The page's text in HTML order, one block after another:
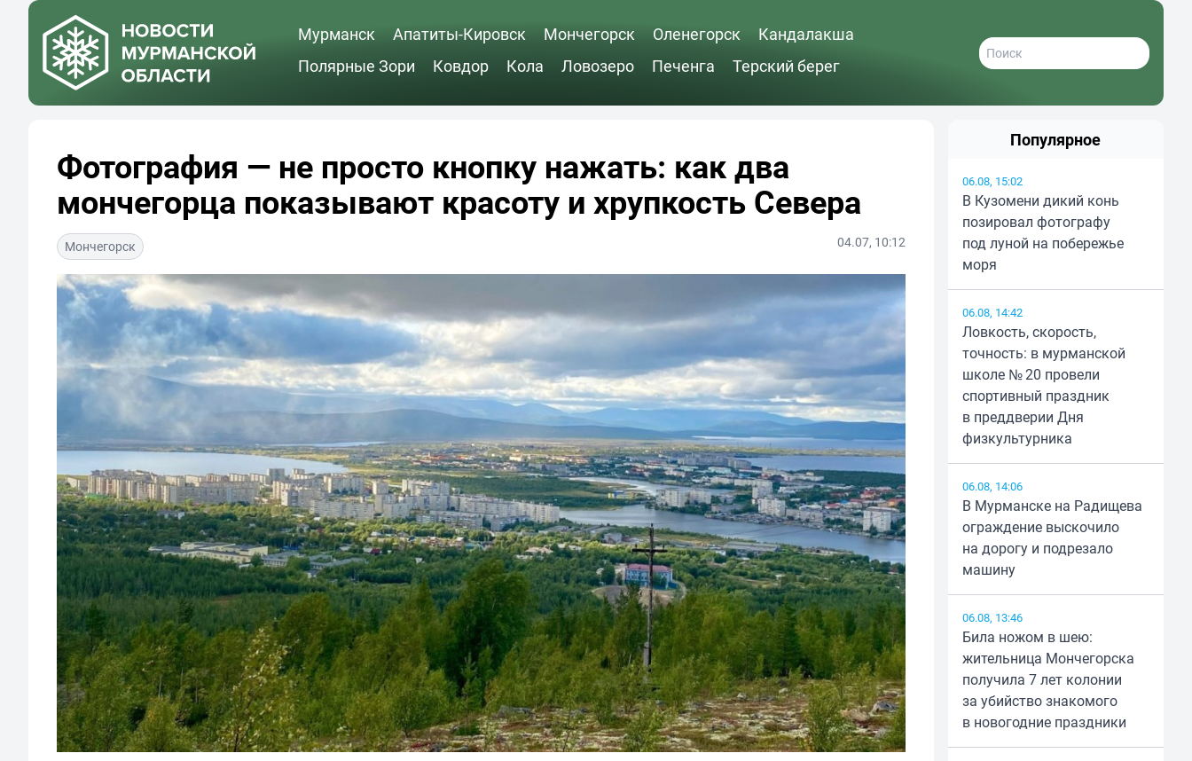
Мурманск Апатиты-Кировск Мончегорск Оленегорск
Кандалакша
Полярные Зори
Ковдор Кола Ловозеро Печенга Терский берег
Фотография — не просто кнопку нажать: как два
мончегорца показывают красоту и хрупкость Севера
Мончегорск 04.07, 10:12
Популярное
06.08, 15:02
В Кузомени дикий конь
позировал фотографу
под луной на побережье
моря
06.08, 14:42
Ловкость, скорость,
точность: в мурманской
школе № 20 провели
спортивный праздник
в преддверии Дня
физкультурника
06.08, 14:06
В Мурманске на Радищева
ограждение выскочило
на дорогу и подрезало
машину
06.08, 13:46
Била ножом в шею:
жительница Мончегорска
получила 7 лет колонии
за убийство знакомого
в новогодние праздники